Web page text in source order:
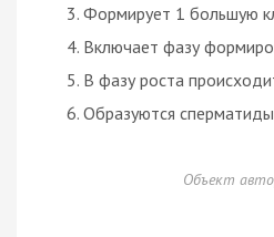
Формирует 1 большую
Включает фазу
В фазу роста
Образуются
Объект